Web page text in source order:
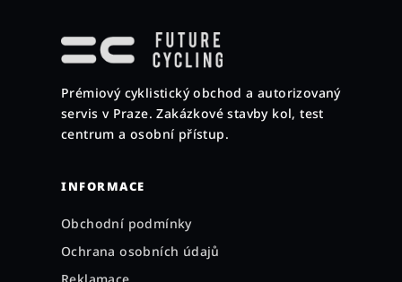
Prémiový cyklistický obchod a autorizovaný
servis v Praze. Zakázkové stavby kol, test
centrum a osobní přístup.
INFORMACE
Obchodní podmínky
Ochrana osobních údajů
Reklamace